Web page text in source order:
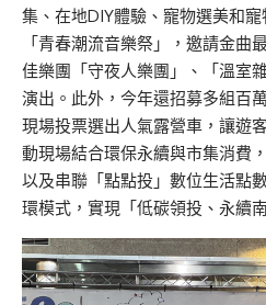
集、在地DIY體驗、寵物選美和
「青春潮流音樂祭」，邀請金曲
佳樂團「守夜人樂團」、「溫室
演出。此外，今年還招募多組百
現場投票選出人氣露營車，讓遊
動現場結合環保永續與市集消費
以及串聯「點點投」數位生活點
環模式，實現「低碳領投、永續